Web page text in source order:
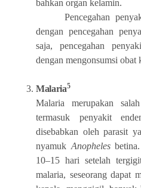
bahkan organ kelamin.
Pencegahan
dengan pencegahan
saja, pencegahan
dengan mengonsumsi obat
Malaria5
Malaria merupakan
termasuk penyakit
disebabkan oleh parasit
nyamuk Anophelesbetina.
10–15 hari setelah
malaria, seseorang dapat